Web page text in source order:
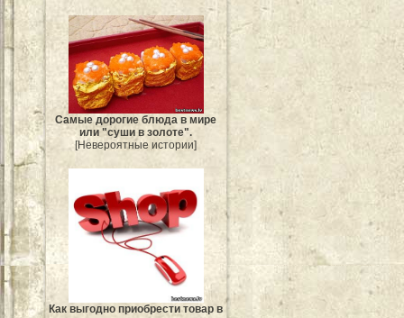
Самые дорогие блюда в мире
или "суши в золоте".
[Невероятные истории]
Как выгодно приобрести товар в